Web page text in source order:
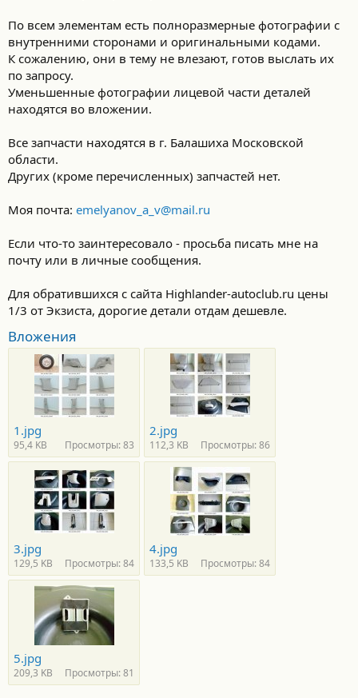
По всем элементам есть полноразмерные фотографии с
внутренними сторонами и оригинальными кодами.
К сожалению, они в тему не влезают, готов выслать их
по запросу.
Уменьшенные фотографии лицевой части деталей
находятся во вложении.
Все запчасти находятся в г. Балашиха Московской
области.
Других (кроме перечисленных) запчастей нет.
Моя почта: emelyanov_a_v@mail.ru
Если что-то заинтересовало - просьба писать мне на
почту или в личные сообщения.
Для обратившихся с сайта Highlander-autoclub.ru цены
1/3 от Экзиста, дорогие детали отдам дешевле.
Вложения
1.jpg
95,4 KB Просмотры: 83
2.jpg
112,3 KB Просмотры: 86
3.jpg
129,5 KB Просмотры: 84
4.jpg
133,5 KB Просмотры: 84
5.jpg
209,3 KB Просмотры: 81